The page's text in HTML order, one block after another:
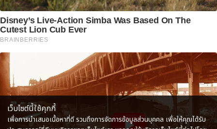
Disney’s Live-Action Simba Was Based On The
Cutest Lion Cub Ever
BRAINBERRIES
เว็บไซต์นี้ใช้คุกกี้
เพื่อการนำเสนอเนื้อหาที่ดี รวมถึงการจัดการข้อมูลส่วนบุคคล เพื่อให้คุณได้รับ